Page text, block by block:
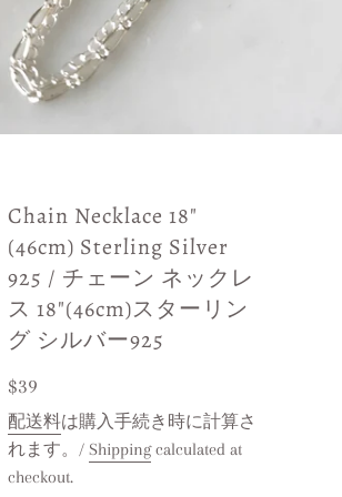
Chain Necklace 18"
(46cm) Sterling Silver
925 / チェーン ネックレ
ス 18"(46cm)スターリン
グ シルバー925
レ
ギ
ュ
ラ
$39
配送料は購入手続き時に計算さ
れます。/ Shippingcalculated at
checkout.